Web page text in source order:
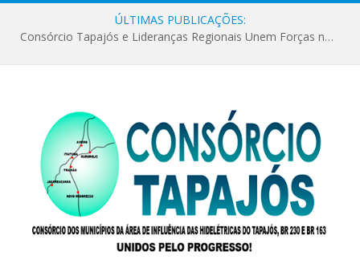
ÚLTIMAS PUBLICAÇÕES:
Consórcio Tapajós e Lideranças Regionais Unem Forças no Movimento Avança Tapajós.